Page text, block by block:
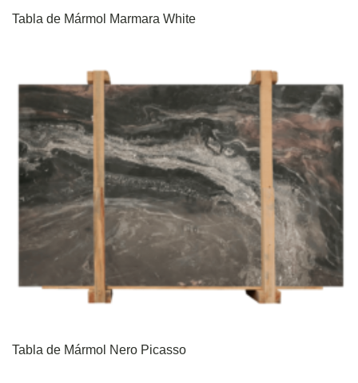
Tabla de Mármol Marmara White
Tabla de Mármol Nero Picasso